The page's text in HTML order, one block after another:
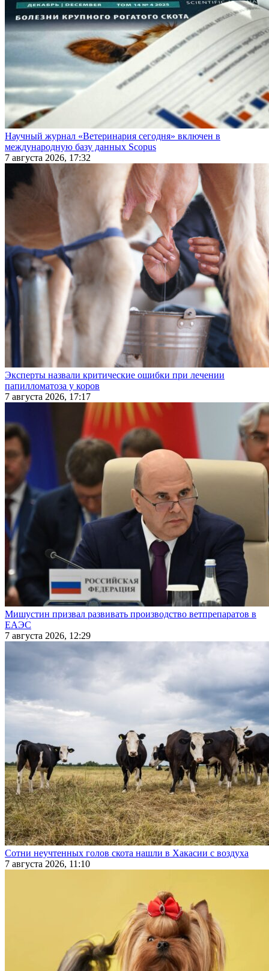
Научный журнал «Ветеринария сегодня» включен в
международную базу данных Scopus
7 августа 2026, 17:32
Эксперты назвали критические ошибки при лечении
папилломатоза у коров
7 августа 2026, 17:17
Мишустин призвал развивать производство ветпрепаратов в
ЕАЭС
7 августа 2026, 12:29
Сотни неучтенных голов скота нашли в Хакасии с воздуха
7 августа 2026, 11:10